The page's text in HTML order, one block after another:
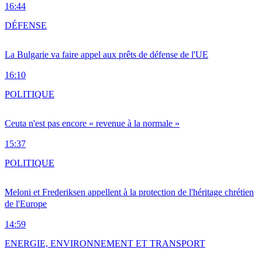
16:44
La Bulgarie va faire appel aux prêts de défense de l'UE
16:10
DÉFENSE
Ceuta n'est pas encore « revenue à la normale »
15:37
POLITIQUE
Meloni et Frederiksen appellent à la protection de l'héritage chrétien
de l'Europe
14:59
POLITIQUE
ENERGIE, ENVIRONNEMENT ET TRANSPORT